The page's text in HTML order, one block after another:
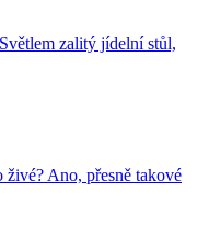
zalitý jídelní stůl,
Ano, přesně takové